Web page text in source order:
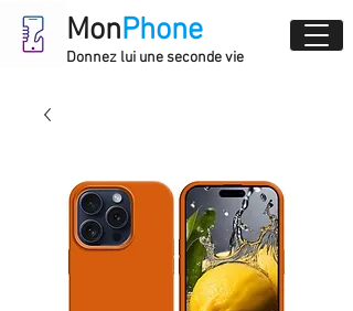
MonPhone
Donnez lui une seconde vie